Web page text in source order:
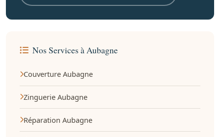
Nos Services à Aubagne
Couverture Aubagne
Zinguerie Aubagne
Réparation Aubagne